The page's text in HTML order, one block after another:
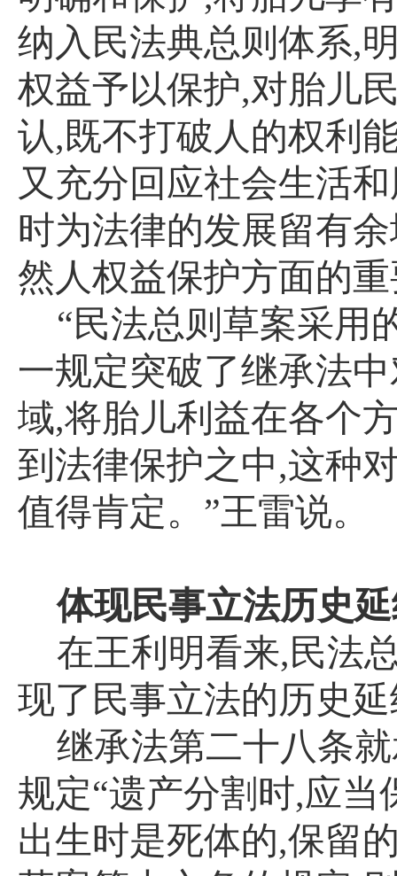
纳入民法典总则体系,
权益予以保护,对胎儿
认,既不打破人的权利
又充分回应社会生活
时为法律的发展留有
然人权益保护方面的
“民法总则草案采用
一规定突破了继承法
域,将胎儿利益在各个
到法律保护之中,这种
值得肯定。”王雷说。
体现民事立法历史
在王利明看来,民法
现了民事立法的历史
继承法第二十八条
规定“遗产分割时,应当
出生时是死体的,保留